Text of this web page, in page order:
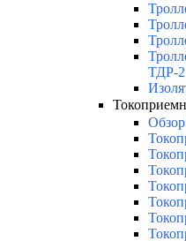
ТДР-2